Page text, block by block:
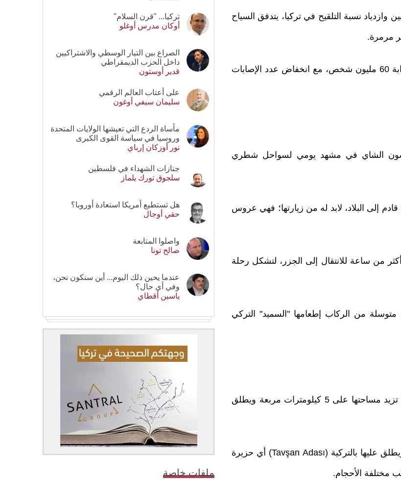
نسبة التلقيح في تركيا، يتدفق السياح
مرمرة.
وتصاعدت في تركيا مؤخرا وتيرة التلقيح التي وصلت إلى قرابة 60 مليون شخص، مع انخفاض عدد الإصابات
الشاي في مشهد يومي لسواحل شطري
إلى البلاد، لابد له من زيارتها؛ فهي عروس
من ساعة للانتقال إلى الجزر، لتشكل رحلة
متوسلة من الركاب إطعامها "السميد" التركي
جزر الأميرات مكونة من عدة جزر متقاربة فيما بينها، أكبرها تزيد مساحتها على 5 كيلومترات مربعة ويطلق
أما أصغرها فلا تصل مساحتها إلى الكيلومتر المربع الواحد، ويطلق عليها بالتركية (Tavşan Adası) أي حزيرة
مختلفة الأحجام.
تركيا... "قرن السلام"
أوكان مدرس أوغلو
الصراع بين التيار الوسطي والاشتراكيين
داخل الحزب الديمقراطي
قدير أوستون
على أعتاب العالم الرقمي
سليمان سيفي أوغون
مأساة الردع التي تعيشها الولايات المتحدة
وروسيا في سياسة القوى الكبرى
نور أوزكان إرباي
جنازات الشهداء في فلسطين
سلجوق تورك يلماز
هل تستطيع أمريكا استعادة أوروبا؟
حقي أوجال
واصلوا المتابعة
صالح تونا
عندما يحين ذلك اليوم... أين سنكون نحن،
وفي أي حال؟
ياسين أقطاي
ملفات خاصة